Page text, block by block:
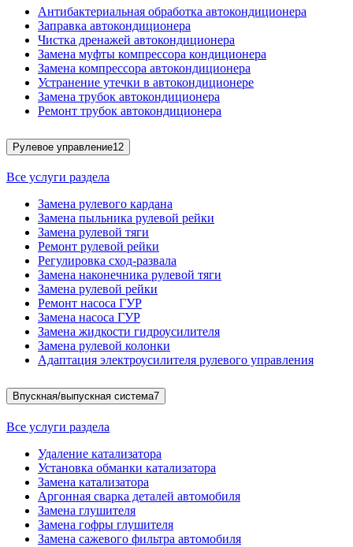
Антибактериальная обработка автокондиционера
Заправка автокондиционера
Чистка дренажей автокондиционера
Замена муфты компрессора кондиционера
Замена компрессора автокондиционера
Устранение утечки в автокондиционере
Замена трубок автокондиционера
Ремонт трубок автокондиционера
Рулевое управление12
Все услуги раздела
Замена рулевого кардана
Замена пыльника рулевой рейки
Замена рулевой тяги
Ремонт рулевой рейки
Регулировка сход-развала
Замена наконечника рулевой тяги
Замена рулевой рейки
Ремонт насоса ГУР
Замена насоса ГУР
Замена жидкости гидроусилителя
Замена рулевой колонки
Адаптация электроусилителя рулевого управления
Впускная/выпускная система7
Все услуги раздела
Удаление катализатора
Установка обманки катализатора
Замена катализатора
Аргонная сварка деталей автомобиля
Замена глушителя
Замена гофры глушителя
Замена сажевого фильтра автомобиля